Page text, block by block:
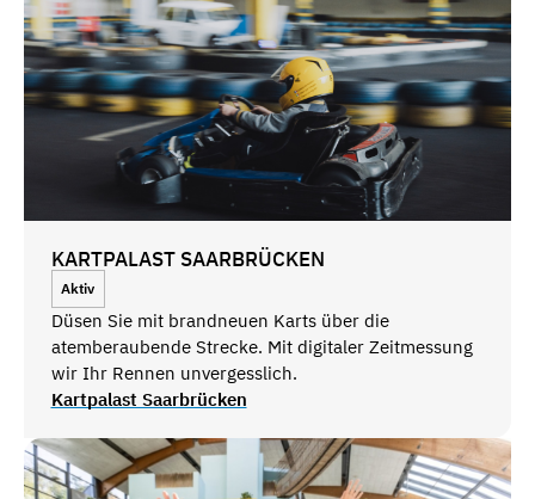
KARTPALAST SAARBRÜCKEN
Aktiv
Düsen Sie mit brandneuen Karts über die
atemberaubende Strecke. Mit digitaler Zeitmessung
wir Ihr Rennen unvergesslich.
Kartpalast Saarbrücken